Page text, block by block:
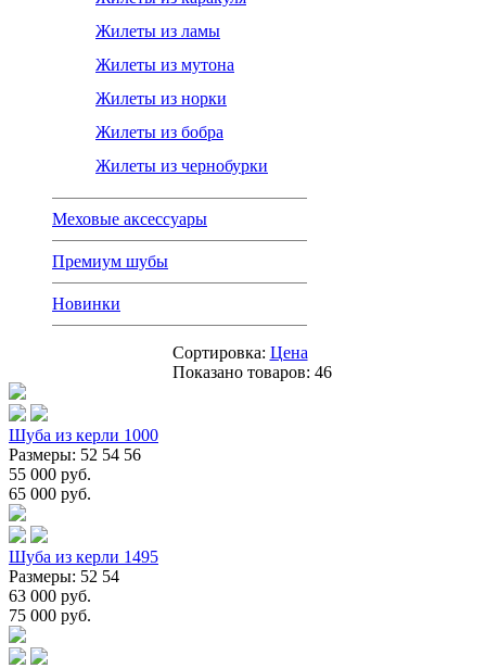
Жилеты из ламы
Жилеты из мутона
Жилеты из норки
Жилеты из бобра
Жилеты из чернобурки
Меховые аксессуары
Премиум шубы
Новинки
Сортировка: Цена
Показано товаров: 46
Шуба из керли 1000
Размеры: 52 54 56
55 000 руб.
65 000 руб.
Шуба из керли 1495
Размеры: 52 54
63 000 руб.
75 000 руб.